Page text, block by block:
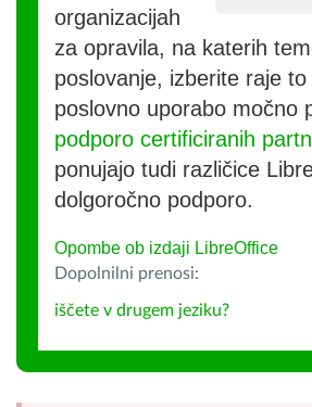
organizacijah
za opravila, na katerih
poslovanje, izberite raje
poslovno uporabo močno
podporo certificiranih
ponujajo tudi različice
dolgoročno podporo.
Opombe ob izdaji LibreOffice
Dopolnilni prenosi:
iščete v drugem jeziku?